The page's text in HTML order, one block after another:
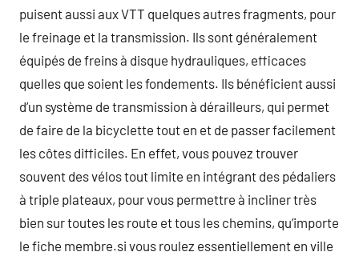
puisent aussi aux VTT quelques autres fragments, pour
le freinage et la transmission. Ils sont généralement
équipés de freins à disque hydrauliques, efficaces
quelles que soient les fondements. Ils bénéficient aussi
d’un système de transmission à dérailleurs, qui permet
de faire de la bicyclette tout en et de passer facilement
les côtes difficiles. En effet, vous pouvez trouver
souvent des vélos tout limite en intégrant des pédaliers
à triple plateaux, pour vous permettre à incliner très
bien sur toutes les route et tous les chemins, qu’importe
le fiche membre.si vous roulez essentiellement en ville